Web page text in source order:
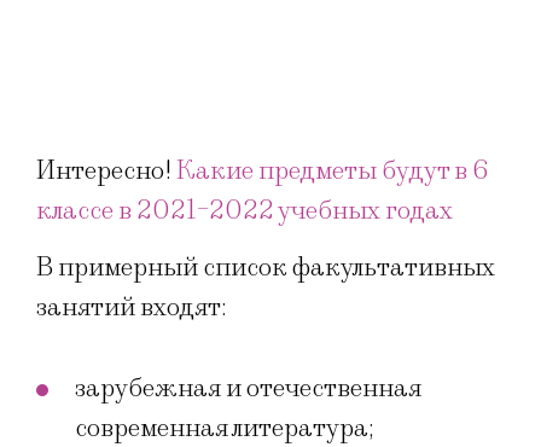
Интересно!Какие предметы будут в 6
классе в 2021-2022 учебных годах
В примерный список факультативных
занятий входят:
зарубежная и отечественная
современная литература;